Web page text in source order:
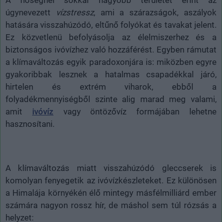
úgynevezett
vízstressz, ami a szárazságok, aszályok
hatására visszahúzódó, eltűnő folyókat és tavakat jelent.
Ez közvetlenü befolyásolja az élelmiszerhez és a
biztonságos ivóvízhez való hozzáférést. Egyben rámutat
a klímaváltozás egyik paradoxonjára is: miközben egyre
gyakoribbak lesznek a hatalmas csapadékkal járó,
hirtelen és extrém viharok, ebből a
folyadékmennyiségből szinte alig marad meg valami,
amit ivóvíz vagy öntözővíz formájában lehetne
hasznosítani.
A klímaváltozás miatt visszahúzódó gleccserek is
komolyan fenyegetik az ivóvízkészleteket. Ez különösen
a Himalája környékén élő mintegy másfélmilliárd ember
számára nagyon rossz hír, de máshol sem túl rózsás a
helyzet: